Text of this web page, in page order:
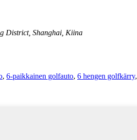
District, Shanghai, Kiina
, 6-paikkainen golfauto, 6 hengen golfkärry,